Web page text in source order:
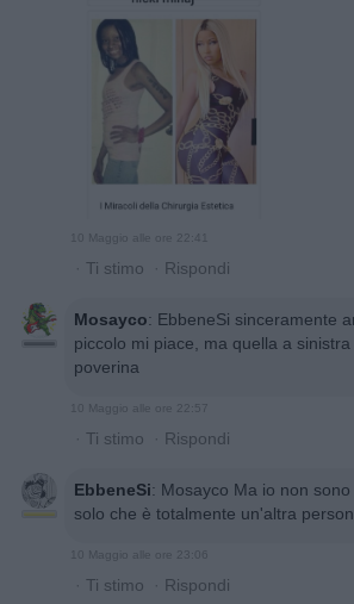
· Ti stimo · Rispondi
Mosayco: EbbeneSi sinceramente
piccolo mi piace, ma quella a
poverina
10 Maggio alle ore 22:57
· Ti stimo · Rispondi
EbbeneSi: Mosayco Ma io non
solo che è totalmente un'altra
· Ti stimo · Rispondi